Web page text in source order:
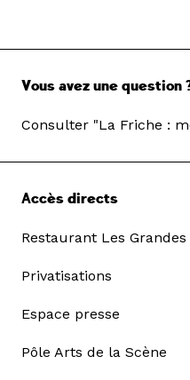
Vous avez une question
Consulter "La Friche :
Accès directs
Restaurant Les Grandes
Privatisations
Espace presse
Pôle Arts de la Scène